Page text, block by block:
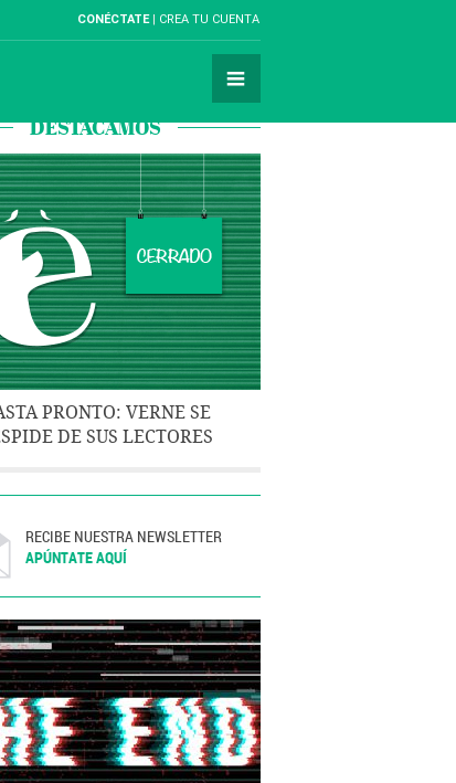
CONÉCTATE CREA TU CUENTA
DESTACAMOS
PRONTO: VERNE SE
DE SUS LECTORES
RECIBE NUESTRA NEWSLETTER
APÚNTATE AQUÍ